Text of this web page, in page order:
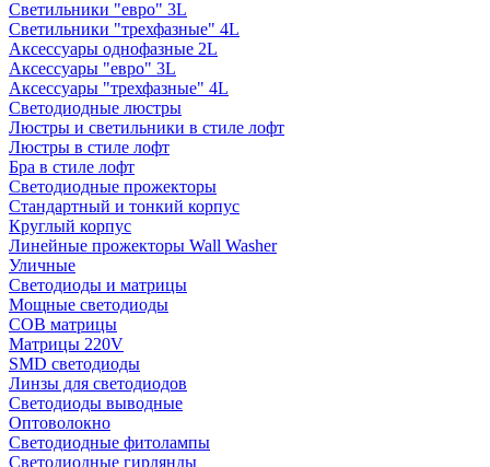
Светильники "евро" 3L
Светильники "трехфазные" 4L
Аксессуары однофазные 2L
Аксессуары "евро" 3L
Аксессуары "трехфазные" 4L
Светодиодные люстры
Люстры и светильники в стиле лофт
Люстры в стиле лофт
Бра в стиле лофт
Светодиодные прожекторы
Стандартный и тонкий корпус
Круглый корпус
Линейные прожекторы Wall Washer
Уличные
Светодиоды и матрицы
Мощные светодиоды
COB матрицы
Матрицы 220V
SMD светодиоды
Линзы для светодиодов
Светодиоды выводные
Оптоволокно
Светодиодные фитолампы
Светодиодные гирлянды